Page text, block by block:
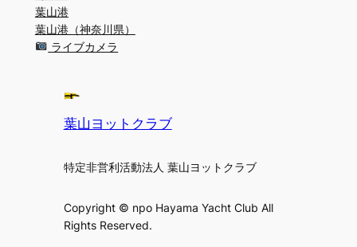
葉山港
葉山港（神奈川県）
ライブカメラ
葉山ヨットクラブ
特定非営利活動法人 葉山ヨットクラブ
Copyright © npo Hayama Yacht Club All
Rights Reserved.